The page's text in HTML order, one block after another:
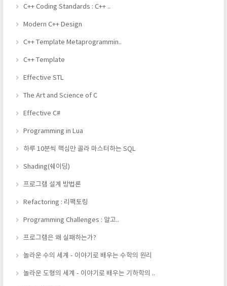
C++ Coding Standards : C++ ..
Modern C++ Design
C++ Template Metaprogrammin..
C++ Template
Effective STL
The Art and Science of C
Effective C#
Programming in Lua
하루 10분씩 핵심만 골라 마스터하는 SQL
Shading(쉐이딩)
프로그램 설계 방법론
Refactoring : 리팩토링
Programming Challenges : 알고..
프로그램은 왜 실패하는가?
놀라운 수의 세계 - 이야기로 배우는 수학의 원리
놀라운 도형의 세계 - 이야기로 배우는 기하학의 ..